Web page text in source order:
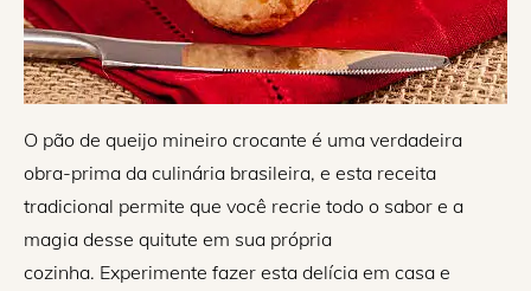
O pão de queijo mineiro crocante é uma verdadeira
obra-prima da culinária brasileira, e esta receita
tradicional permite que você recrie todo o sabor e a
magia desse quitute em sua própria
cozinha. Experimente fazer esta delícia em casa e